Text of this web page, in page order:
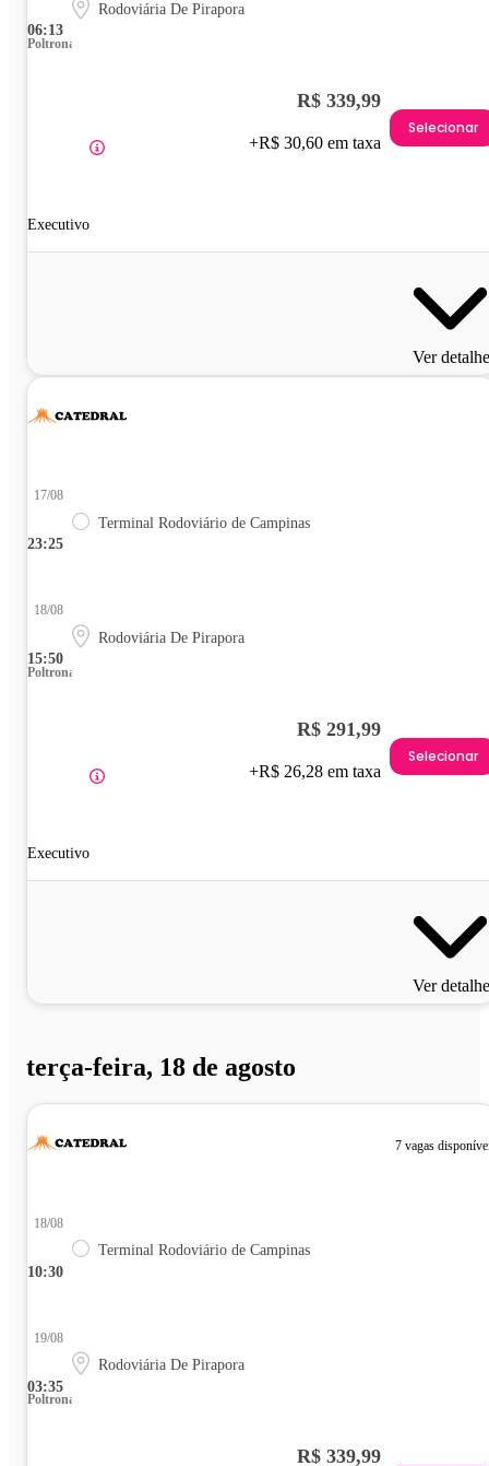
06:13
Rodoviária De Pirapora
Poltrona
Executivo
R$ 339,99
+R$ 30,60 em taxa
Selecionar
Ver
23:25
17/08
Terminal Rodoviário de Campinas
15:50
18/08
Rodoviária De Pirapora
Poltrona
Executivo
R$ 291,99
+R$ 26,28 em taxa
Selecionar
Ver
terça-feira, 18 de agosto
7 vagas
10:30
18/08
Terminal Rodoviário de Campinas
03:35
19/08
Rodoviária De Pirapora
Poltrona
R$ 339,99